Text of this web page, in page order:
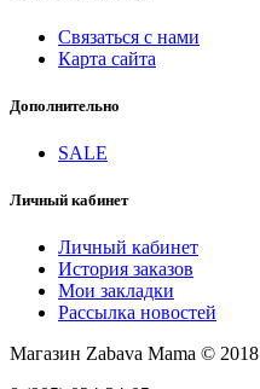
Связаться с нами
Карта сайта
Дополнительно
SALE
Личный кабинет
Личный кабинет
История заказов
Мои закладки
Рассылка новостей
Магазин Zabava Mama © 2018